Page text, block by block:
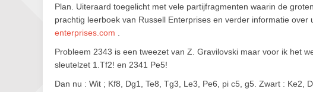
Plan. Uiteraard toegelicht met vele partijfragmenten waarin de
prachtig leerboek van Russell Enterprises en verder informatie
enterprises.com
Probleem 2343 is een tweezet van Z. Gravilovski maar voor ik het
sleutelzet 1.Tf2! en 2341 Pe5!
Dan nu : Wit ; Kf8, Dg1, Te8, Tg3, Le3, Pe6, pi c5, g5. Zwart : Ke2,